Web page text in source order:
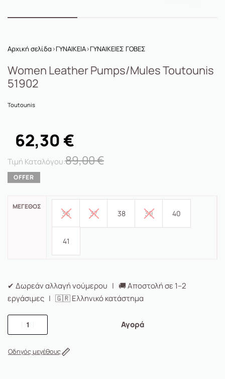
Αρχική σελίδα›ΓΥΝΑΙΚΕΙΑ›ΓΥΝΑΙΚΕΙΕΣ ΓΟΒΕΣ
Women Leather Pumps/mules Toutounis
51902
Toutounis
89,00€
62,30 €
ΜΈΓΕΘΟΣ
36 37 38 39 40
41
✔ Δωρεάν αλλαγή νούμερου | 🚚 Αποστολή σε 1–2
εργάσιμες | 🇬🇷 Ελληνικό κατάστημα
Αγορά
Οδηγός μεγέθους